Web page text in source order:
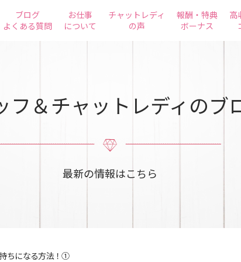
ブログ
よくある質問
お仕事
について
チャットレディ
の声
報酬・特典
ボーナス
高
フ＆チャットレディのブ
最新の情報はこちら
ちになる方法！①